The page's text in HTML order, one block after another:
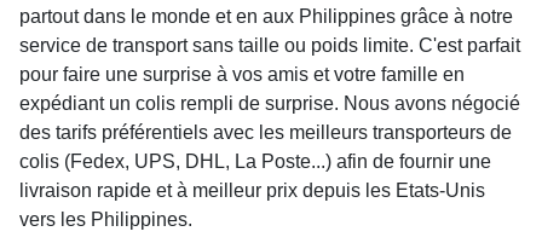
partout dans le monde et en aux Philippines grâce à notre
service de transport sans taille ou poids limite. C'est parfait
pour faire une surprise à vos amis et votre famille en
expédiant un colis rempli de surprise. Nous avons négocié
des tarifs préférentiels avec les meilleurs transporteurs de
colis (Fedex, UPS, DHL, La Poste...) afin de fournir une
livraison rapide et à meilleur prix depuis les Etats-Unis
vers les Philippines.